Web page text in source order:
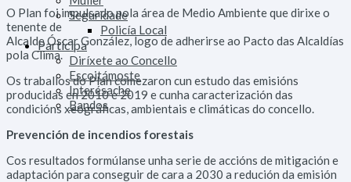
Seguridade
Policía Local
Participa
Diríxete ao Concello
Escoitámoste
Interésache
Bandos
O Plan foi impulsado pola área de Medio Ambiente que dirixe o
tenente de
Alcalde Óscar González, logo de adherirse ao Pacto das Alcaldías
pola Clima.
Os traballos do Plan comezaron cun estudo das emisións
producidas en 2010 e 2019 e cunha caracterización das
condicións xeográficas, ambientais e climáticas do concello.
Prevención de incendios forestais
Cos resultados formúlanse unha serie de accións de mitigación e
adaptación para conseguir de cara a 2030 a redución da emisión